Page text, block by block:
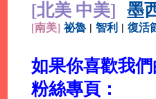
[北美 中美] 墨
[南美] 祕魯 | 智利 | 復活
如果你喜歡我
粉絲專頁：